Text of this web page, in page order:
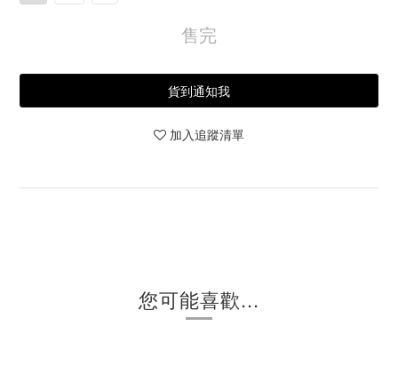
售完
貨到通知我
加入追蹤清單
您可能喜歡...